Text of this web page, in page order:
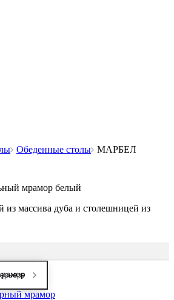
Обеденные столы МАРБЕЛ
мрамор белый
из массива дуба и столешницей из